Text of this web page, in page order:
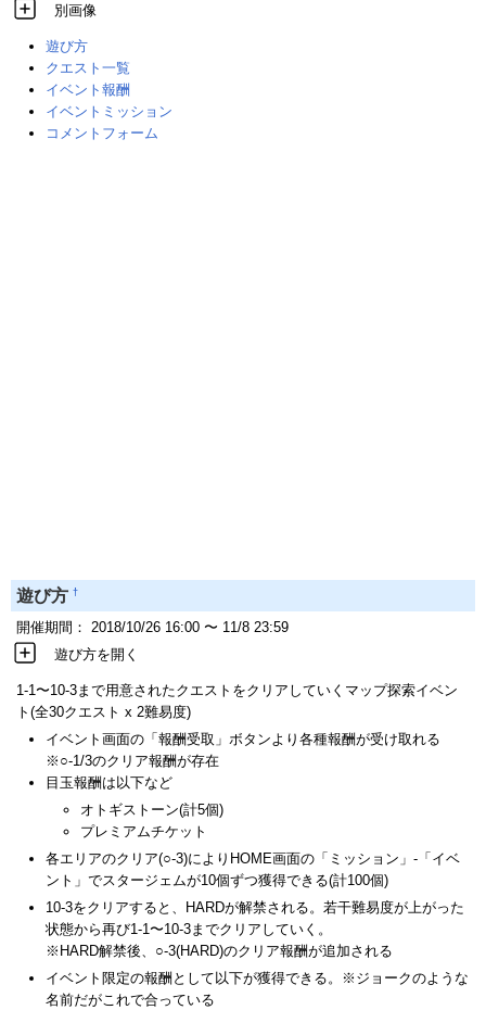
別画像
遊び方
クエスト一覧
イベント報酬
イベントミッション
コメントフォーム
遊び方 †
開催期間： 2018/10/26 16:00 〜 11/8 23:59
遊び方を開く
1-1〜10-3まで用意されたクエストをクリアしていくマップ探索イベン
ト(全30クエスト x 2難易度)
イベント画面の「報酬受取」ボタンより各種報酬が受け取れる
※○-1/3のクリア報酬が存在
目玉報酬は以下など
オトギストーン(計5個)
プレミアムチケット
各エリアのクリア(○-3)によりHOME画面の「ミッション」-「イベ
ント」でスタージェムが10個ずつ獲得できる(計100個)
10-3をクリアすると、HARDが解禁される。若干難易度が上がった
状態から再び1-1〜10-3までクリアしていく。
※HARD解禁後、○-3(HARD)のクリア報酬が追加される
イベント限定の報酬として以下が獲得できる。※ジョークのような
名前だがこれで合っている